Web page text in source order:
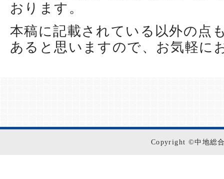
おります。
本稿に記載されている以外の点
あると思いますので、お気軽に
Copyright ©中地総